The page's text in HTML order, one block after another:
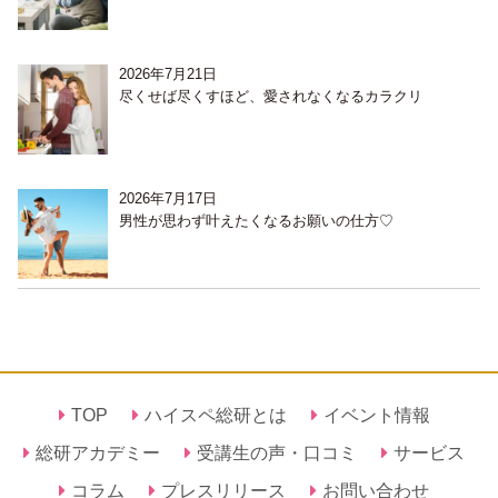
2026年7月21日
尽くせば尽くすほど、愛されなくなるカラクリ
2026年7月17日
男性が思わず叶えたくなるお願いの仕方♡
TOP ハイスペ総研とは
イベント情報
総研アカデミー
受講生の声・口コミ
サービス
コラム
プレスリリース お問い合わせ